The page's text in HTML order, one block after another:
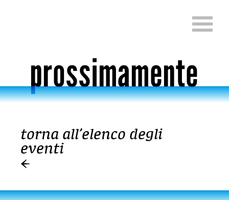
prossimamente
Passa al contenuto
torna all’elenco degli
eventi
←